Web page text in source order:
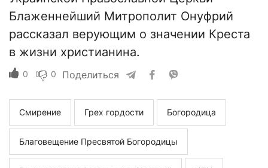
Блаженнейший Митрополит Онуфрий
рассказал верующим о значении Креста
в жизни христианина.
0 0 Поделиться
Смирение Грех гордости Богородица
Благовещение Пресвятой Богородицы